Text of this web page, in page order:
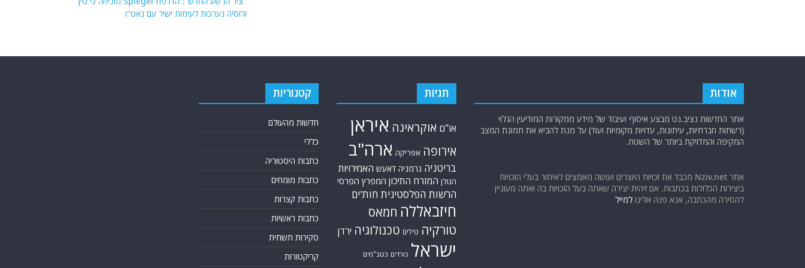
ורוסיה נערכות לעימות ישיר עם נאט"ו
אודות
אתר החדשות נציב.נט מבצע איסוף ועיבוד של מידע ממקורות המודיעין הגלוי
(רשתות חברתיות, עיתונות, עדויות מקומיות ועוד) על מנת להביא את תמונת המצב
המקיפה והמדויקת ביותר של השטח.
אתר Nziv.net מכבד את זכויות היוצרים ועושה מאמצים לאיתור בעלי הזכויות
ביצירות הכלולות בכתבות. אם זיהית יצירה שאתה בעל הזכויות בה ואתה מעוניין
להסירה מהכתבה, אנא פנה אלינו למייל
תגיות
או"ם אוקראינה איראן
אירופה אפריקה ארה"ב
בריטניה גרמניה דאעש האמירויות
הגולן המזרח התיכון המפרץ הפרסי
הרשות הפלסטינית חות'ים
חיזבאללה חמאס
טורקיה טילים טכנולוגיה ירדן
ישראל כורדים כטב"מים
קטגוריות
חדשות מהעולם
כללי
כתבות היסטוריה
כתבות מומחים
כתבות קצרות
כתבות ראשיות
סקירות תשתית
קריקטורות